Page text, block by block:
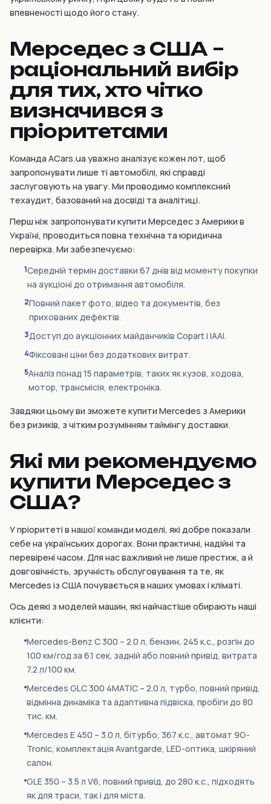
впевненості щодо його стану.
Мерседес з США –
раціональний вибір
для тих, хто чітко
визначився з
пріоритетами
Команда ACars.ua уважно аналізує кожен лот, щоб
запропонувати лише ті автомобілі, які справді
заслуговують на увагу. Ми проводимо комплексний
техаудит, базований на досвіді та аналітиці.
Перш ніж запропонувати купити Мерседес з Америки в
Україні, проводиться повна технічна та юридична
перевірка. Ми забезпечуємо:
1Середній термін доставки 67 днів від моменту покупки
на аукціоні до отримання автомобіля.
2Повний пакет фото, відео та документів, без
прихованих дефектів.
3Доступ до аукціонних майданчиків Copart і IAAI.
4Фіксовані ціни без додаткових витрат.
5Аналіз понад 15 параметрів, таких як кузов, ходова,
мотор, трансмісія, електроніка.
Завдяки цьому ви зможете купити Mercedes з Америки
без ризиків, з чітким розумінням таймінгу доставки.
Які ми рекомендуємо
купити Мерседес з
США?
У пріоритеті в нашої команди моделі, які добре показали
себе на українських дорогах. Вони практичні, надійні та
перевірені часом. Для нас важливий не лише престиж, а й
довговічність, зручність обслуговування та те, як
Mercedes із США почувається в наших умовах і кліматі.
Ось деякі з моделей машин, які найчастіше обирають наші
клієнти:
Mercedes-Benz C 300 – 2.0 л, бензин, 245 к.с., розгін до
100 км/год за 6.1 сек, задній або повний привід, витрата
7.2 л/100 км.
Mercedes GLC 300 4MATIC – 2.0 л, турбо, повний привід,
відмінна динаміка та адаптивна підвіска, пробіги до 80
тис. км.
Mercedes E 450 – 3.0 л, бітурбо, 367 к.с., автомат 9G-
Tronic, комплектація Avantgarde, LED-оптика, шкіряний
салон.
GLE 350 – 3.5 л V6, повний привід, до 280 к.с., підходять
як для траси, так і для міста.